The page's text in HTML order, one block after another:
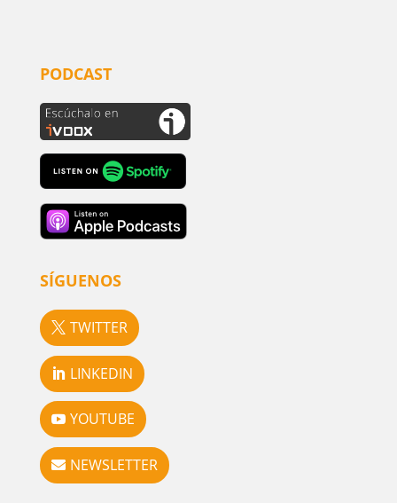
PODCAST
SÍGUENOS
TWITTER
LINKEDIN
YOUTUBE
NEWSLETTER